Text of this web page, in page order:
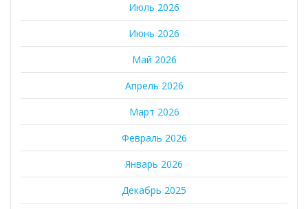
Июль 2026
Июнь 2026
Май 2026
Апрель 2026
Март 2026
Февраль 2026
Январь 2026
Декабрь 2025